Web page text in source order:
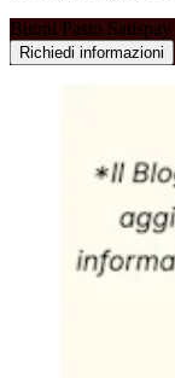
Buoni Pasto Satispay
Richiedi informazioni